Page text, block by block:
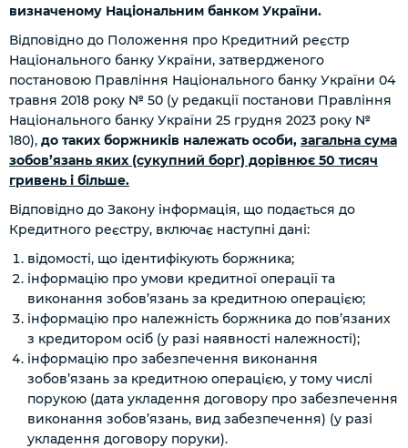
визначеному Національним банком України.
Відповідно до Положення про Кредитний реєстр
Національного банку України, затвердженого
постановою Правління Національного банку України 04
травня 2018 року № 50 (у редакції постанови Правління
Національного банку України 25 грудня 2023 року №
180), до таких боржників належать особи, загальна сума
зобов’язань яких (сукупний борг) дорівнює 50 тисяч
гривень і більше.
Відповідно до Закону інформація, що подається до
Кредитного реєстру, включає наступні дані:
відомості, що ідентифікують боржника;
інформацію про умови кредитної операції та
виконання зобов’язань за кредитною операцією;
інформацію про належність боржника до пов’язаних
з кредитором осіб (у разі наявності належності);
інформацію про забезпечення виконання
зобов’язань за кредитною операцією, у тому числі
порукою (дата укладення договору про забезпечення
виконання зобов’язань, вид забезпечення) (у разі
укладення договору поруки).